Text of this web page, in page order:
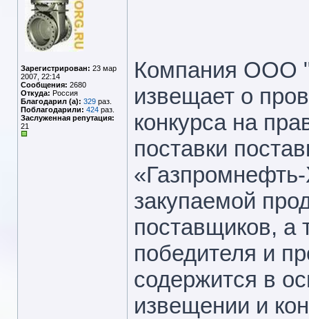
Зарегистрирован: 23 мар
2007, 22:14
Сообщения: 2680
Откуда: Россия
Благодарил (а): 329 раз.
Поблагодарили: 424 раз.
Заслуженная репутация:
21
Компания ООО
извещает о
конкурса на
поставки
закупаемой
поставщиков, а
победителя и
содержится в
извещении и